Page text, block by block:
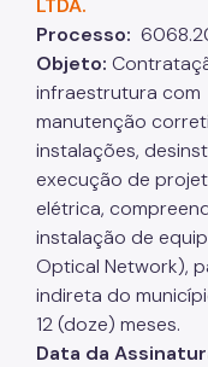
LTDA.
Processo:
Objeto:
infraestrutura com
manutenção
instalações,
execução de
elétrica,
instalação de
Optical Network),
indireta do
12 (doze) meses.
Data da